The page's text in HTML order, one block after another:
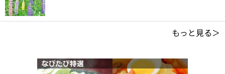
もっと見る＞